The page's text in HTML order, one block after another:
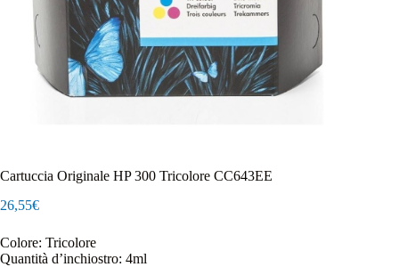
Cartuccia Originale HP 300 Tricolore CC643EE
26,55€
Colore: Tricolore
Quantità d’inchiostro: 4ml